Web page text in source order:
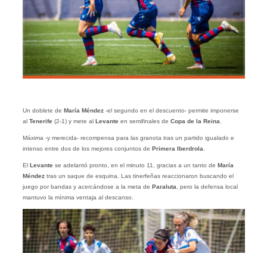
Un doblete de María Méndez-el segundo en el descuento- permite imponerse
al Tenerife (2-1) y mete al Levante en semifinales de Copa de la Reina
Máxima -y merecida- recompensa para las granota tras un partido igualado e
intenso entre dos de los mejores conjuntos de Primera Iberdrola
El Levante se adelantó pronto, en el minuto 11, gracias a un tanto de María
Méndez tras un saque de esquina. Las tinerfeñas reaccionaron buscando el
juego por bandas y acercándose a la meta de Paraluta , pero la defensa local
mantuvo la mínima ventaja al descanso.